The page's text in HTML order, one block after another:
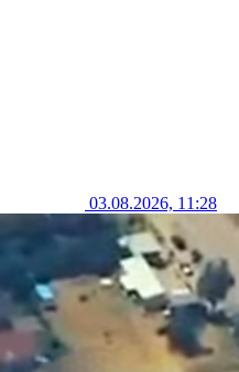
03.08.2026, 11:28